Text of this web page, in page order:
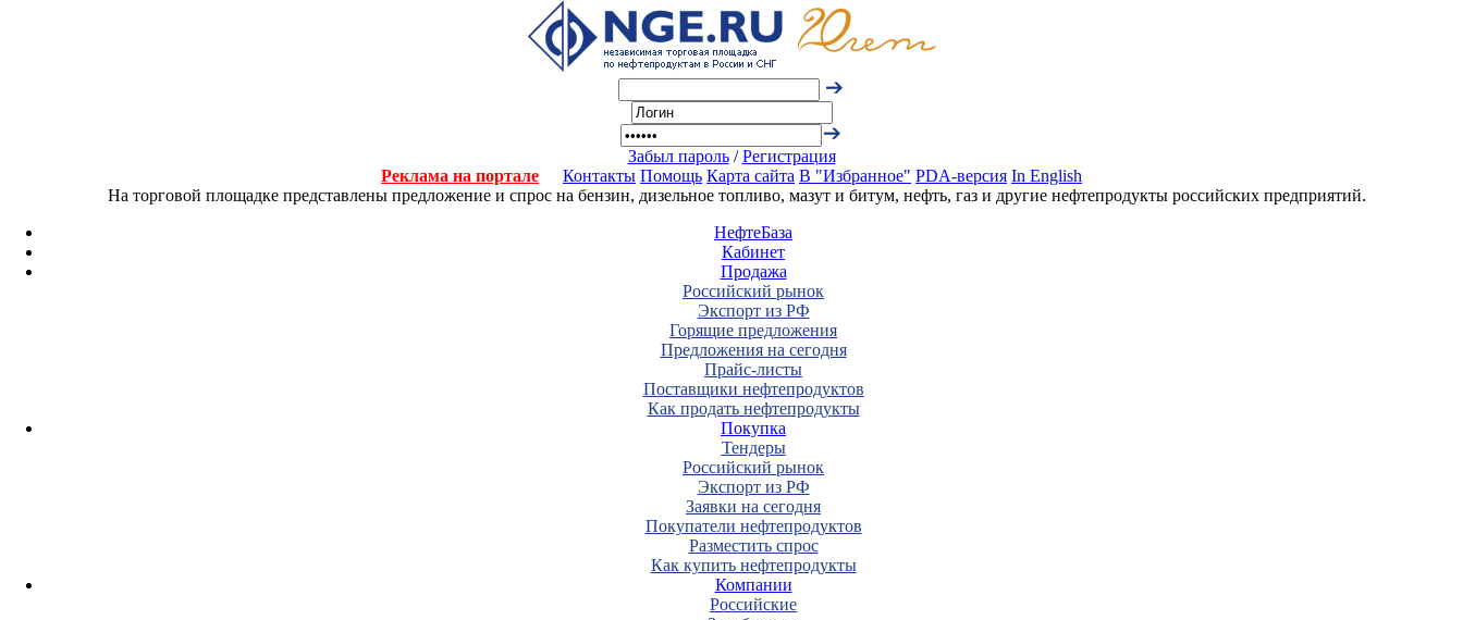
Забыл пароль/Регистрация
Реклама на портале
Контакты Помощь Карта сайта В "Избранное" PDA-версия In English
На торговой площадке представлены предложение и спрос на бензин, дизельное топливо, мазут и битум, нефть, газ и другие нефтепродукты российских предприятий.
НефтеБаза
Кабинет
Продажа
Российский рынок
Экспорт из РФ
Горящие предложения
Предложения на сегодня
Прайс-листы
Поставщики нефтепродуктов
Как продать нефтепродукты
Покупка
Тендеры
Российский рынок
Экспорт из РФ
Заявки на сегодня
Покупатели нефтепродуктов
Разместить спрос
Как купить нефтепродукты
Компании
Российские